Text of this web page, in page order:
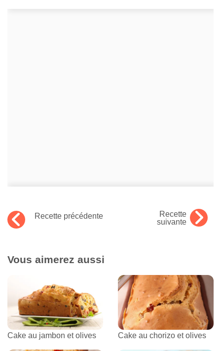
Recette précédente
Recette
suivante
Vous aimerez aussi
Cake au jambon et olives Cake au chorizo et olives